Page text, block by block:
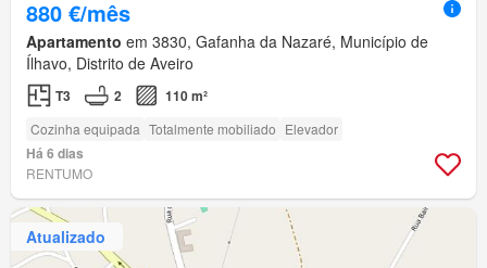
880 €/mês
Apartamento em 3830, Gafanha da Nazaré, Município de
Ílhavo, Distrito de Aveiro
T3 2 110 m²
Cozinha equipada Totalmente mobiliado Elevador
Há 6 dias
RENTUMO
Atualizado